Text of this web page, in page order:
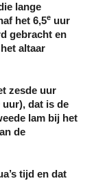
lange
het 6,5e uur
gebracht en
altaar
zesde uur
uur), dat is de
lam bij het
de
tijd en dat